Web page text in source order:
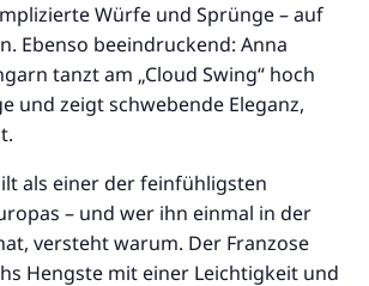
Würfe und Sprünge – auf
Ebenso beeindruckend: Anna
tanzt am „Cloud Swing“ hoch
und zeigt schwebende Eleganz,
als einer der feinfühligsten
– und wer ihn einmal in der
versteht warum. Der Franzose
Hengste mit einer Leichtigkeit und